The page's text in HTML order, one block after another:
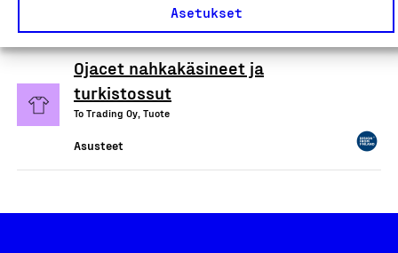
Asetukset
Ojacet nahkakäsineet ja
turkistossut
To Trading Oy, Tuote
Asusteet